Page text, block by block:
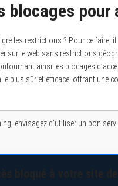
blocages pour
les restrictions ? Pour ce faire, il
sur le web sans restrictions
ainsi les blocages
plus sûr et efficace, offrant une
envisagez d’utiliser un bon